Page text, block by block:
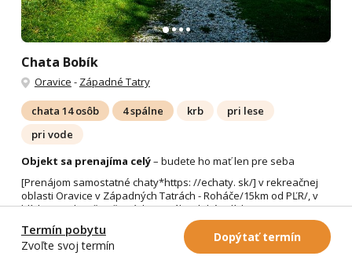
Termín pobytu
Zvoľte svoj termín
Dopýtať termín
Chata Bobík
Oravice - Západné Tatry
chata 14 osôb 4 spálne krb
pri lese
pri vode
Objekt sa prenajíma celý– budete ho mať len pre seba
[Prenájom samostatné chaty*https: //echaty. sk/] v rekreačnej
oblasti Oravice v Západných Tatrách - Roháče/15km od PĽR/, v
blízkosti celoročne činných termálnych kúpalísk...Viac
Detail chaty